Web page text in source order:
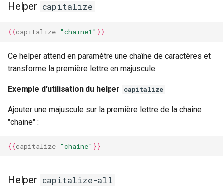
Helper capitalize
{{capitalize "chaine1" }}
Ce helper attend en paramètre une chaîne de caractères et
transforme la première lettre en majuscule.
Exemple d'utilisation du helper capitalize
Ajouter une majuscule sur la première lettre de la chaîne
"chaine" :
{{capitalize "chaine" }}
Helper capitalize-all